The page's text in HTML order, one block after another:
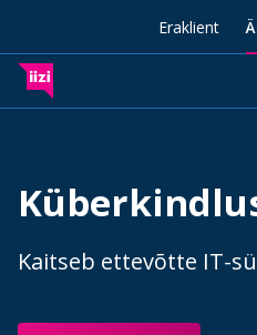
Eraklient
Kaitseb ettevõtte IT-